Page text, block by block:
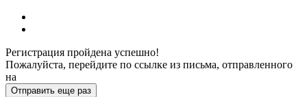
Регистрация пройдена успешно!
Пожалуйста, перейдите по ссылке из письма, отправленного
на
Отправить еще раз